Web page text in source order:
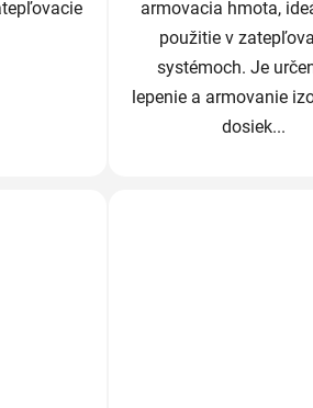
armovacia hmota,
použitie v
systémoch. Je
lepenie a armovanie
dosiek...